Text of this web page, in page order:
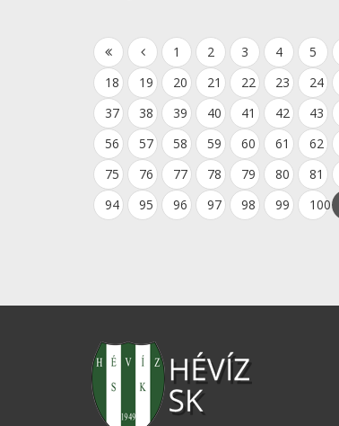
1 2 3 4 5
18
19 20 21 22 23 24
37
38 39 40 41 42 43
56
57 58 59 60 61 62
75
76 77 78 79 80 81
94
95 96 97 98 99 100